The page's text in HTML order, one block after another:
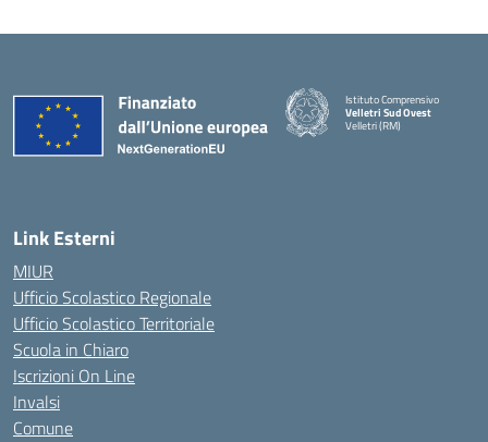
Istituto Comprensivo
Velletri Sud Ovest
Velletri (RM)
Link Esterni
MIUR
Ufficio Scolastico Regionale
Ufficio Scolastico Territoriale
Scuola in Chiaro
Iscrizioni On Line
Invalsi
Comune